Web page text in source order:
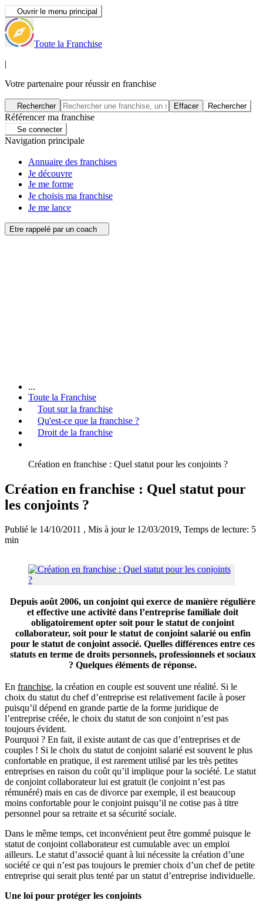
Ouvrir le menu principal
Toute la Franchise
|
Votre partenaire pour réussir en franchise
Rechercher Effacer Rechercher
Référencer ma franchise
Se connecter
Navigation principale
Annuaire des franchises
Je découvre
Je me forme
Je choisis ma franchise
Je me lance
Etre rappelé par un coach
...
Toute la Franchise
Tout sur la franchise
Qu'est-ce que la franchise ?
Droit de la franchise
Création en franchise : Quel statut pour les conjoints ?
Création en franchise : Quel statut pour
les conjoints ?
Publié le 14/10/2011 , Mis à jour le 12/03/2019, Temps de lecture: 5
min
Depuis août 2006, un conjoint qui exerce de manière régulière
et effective une activité dans l’entreprise familiale doit
obligatoirement opter soit pour le statut de conjoint
collaborateur, soit pour le statut de conjoint salarié ou enfin
pour le statut de conjoint associé. Quelles différences entre ces
statuts en terme de droits personnels, professionnels et sociaux
? Quelques éléments de réponse.
En franchise, la création en couple est souvent une réalité. Si le
choix du statut du chef d’entreprise est relativement facile à poser
puisqu’il dépend en grande partie de la forme juridique de
l’entreprise créée, le choix du statut de son conjoint n’est pas
toujours évident.
Pourquoi ? En fait, il existe autant de cas que d’entreprises et de
couples ! Si le choix du statut de conjoint salarié est souvent le plus
confortable en pratique, il est rarement utilisé par les très petites
entreprises en raison du coût qu’il implique pour la société. Le statut
de conjoint collaborateur lui est gratuit (le conjoint n’est pas
rémunéré) mais en cas de divorce par exemple, il est beaucoup
moins confortable pour le conjoint puisqu’il ne cotise pas à titre
personnel pour sa retraite et sa sécurité sociale.
Dans le même temps, cet inconvénient peut être gommé puisque le
statut de conjoint collaborateur est cumulable avec un emploi
ailleurs. Le statut d’associé quant à lui nécessite la création d’une
société ce qui n’est pas toujours le premier choix d’un chef de petite
entreprise qui serait plus tenté par un statut d’entreprise individuelle.
Une loi pour protéger les conjoints